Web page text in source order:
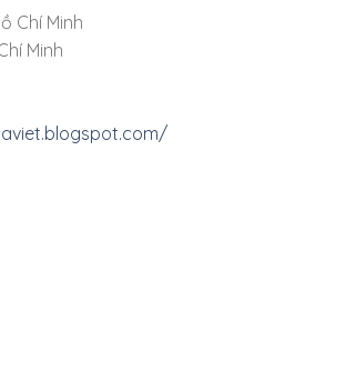
Chí Minh
Minh